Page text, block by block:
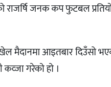
राजर्षि जनक कप फुटबल
खेल मैदानमा आइतबार
गरेको हो ।